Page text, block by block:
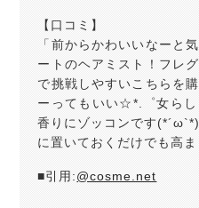
【口コミ】
「前からかわいいなーと
ートのヘアミスト！フレ
で挑戦しやすいこちらを
ーってもいい☆*.゜女ら
香りにゾッコンです
に置いておくだけでも高
■引用:@cosme.net